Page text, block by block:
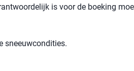
is voor de boeking
sneeuwcondities.